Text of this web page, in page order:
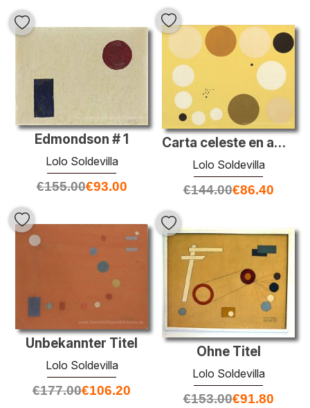
Carta celeste en amarillo n ° 1
Lolo Soldevilla
€144.00€86.40
Edmondson # 1
Lolo Soldevilla
€155.00€93.00
Unbekannter Titel
Lolo Soldevilla
€177.00€106.20
Ohne Titel
Lolo Soldevilla
€153.00€91.80